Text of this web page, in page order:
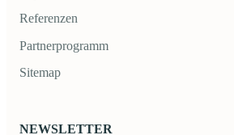
Referenzen
Partnerprogramm
Sitemap
NEWSLETTER